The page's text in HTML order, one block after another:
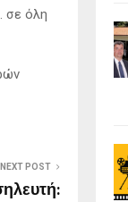
σε όλη
NEXT POST